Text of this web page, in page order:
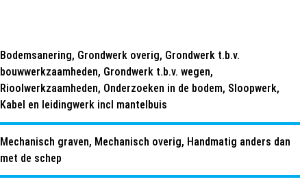
Bodemsanering, Grondwerk overig, Grondwerk t.b.v.
bouwwerkzaamheden, Grondwerk t.b.v. wegen,
Rioolwerkzaamheden, Onderzoeken in de bodem, Sloopwerk,
Kabel en leidingwerk incl mantelbuis
Mechanisch graven, Mechanisch overig, Handmatig anders dan
met de schep